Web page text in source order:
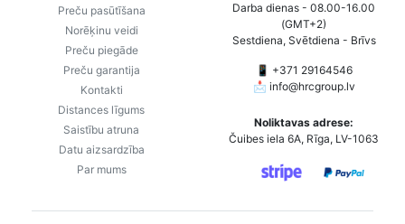
Preču pasūtīšana
Norēķinu veidi
Preču piegāde
Preču garantija
Kontakti
Distances līgums
Saistību atruna
Datu aizsardzība
Par mums
Darba dienas - 08.00-16.00
(GMT+2)
Sestdiena, Svētdiena - Brīvs
📱 +371 29164546
📩 info@hrcgroup.lv
Noliktavas adrese:
Čuibes iela 6A, Rīga, LV-1063